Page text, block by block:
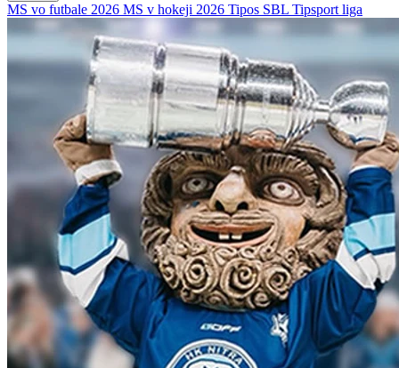
MS vo futbale 2026 MS v hokeji 2026 Tipos SBL Tipsport liga